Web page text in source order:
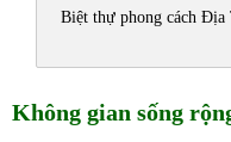
Biệt thự phong cách Địa
Không gian sống